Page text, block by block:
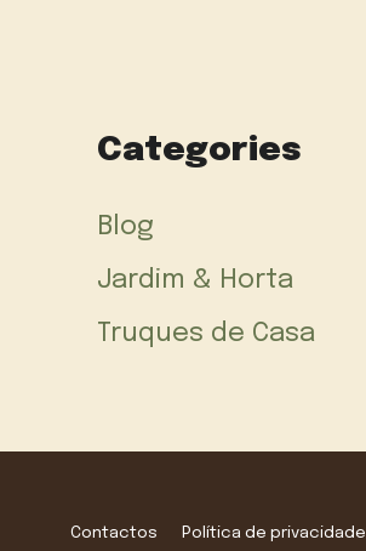
Categories
Blog
Jardim & Horta
Truques de Casa
Contactos Política de privacidade